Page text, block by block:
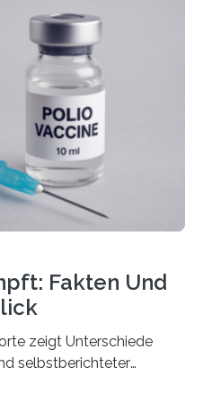
Therapien, die
und normales
um Daniel Merk vom
am
haben eine solche
Untergruppe des
Wilhelm Sander-
Fakten Und
zeigt Unterschiede
selbstberichteter